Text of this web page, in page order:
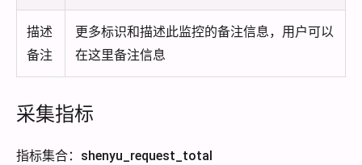
描述
备注
更多标识和描述此监控的备注信息，用户可以
在这里备注信息
采集指标
指标集合：shenyu_request_total